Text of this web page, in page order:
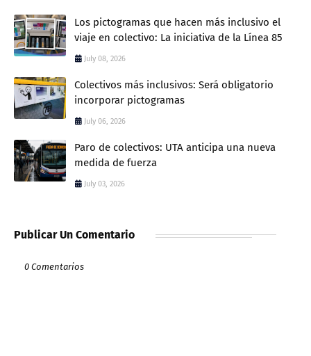
Los pictogramas que hacen más inclusivo el
viaje en colectivo: La iniciativa de la Línea 85
July 08, 2026
Colectivos más inclusivos: Será obligatorio
incorporar pictogramas
July 06, 2026
Paro de colectivos: UTA anticipa una nueva
medida de fuerza
July 03, 2026
Publicar Un Comentario
0 Comentarios